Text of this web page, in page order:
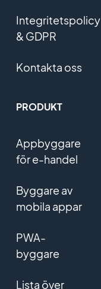
Integritetspolicy
& GDPR
Kontakta oss
PRODUKT
Appbyggare
för e-handel
Byggare av
mobila appar
PWA-
byggare
Lista över